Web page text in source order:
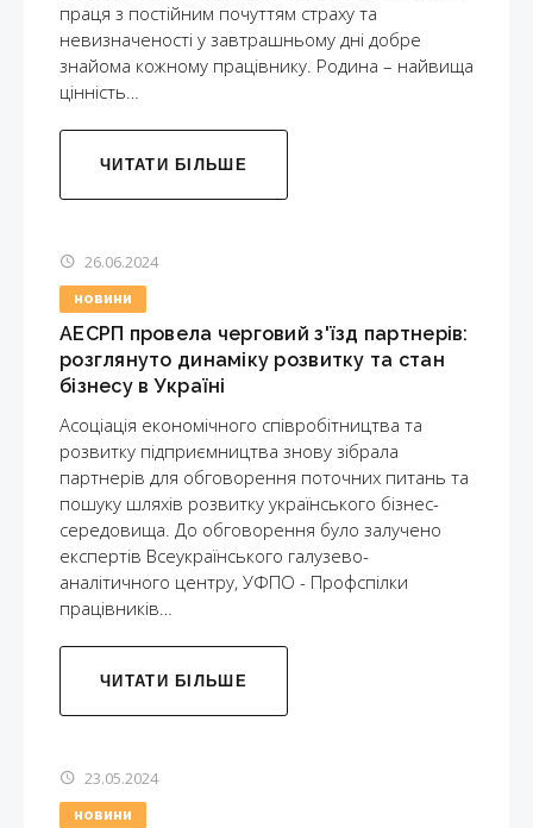
праця з постійним почуттям страху та
невизначеності у завтрашньому дні добре
знайома кожному працівнику. Родина – найвища
цінність…
ЧИТАТИ БІЛЬШЕ
26.06.2024
НОВИНИ
АЕСРП провела черговий з'їзд партнерів:
розглянуто динаміку розвитку та стан
бізнесу в Україні
Асоціація економічного співробітництва та
розвитку підприємництва знову зібрала
партнерів для обговорення поточних питань та
пошуку шляхів розвитку українського бізнес-
середовища. До обговорення було залучено
експертів Всеукраїнського галузево-
аналітичного центру, УФПО - Профспілки
працівників…
ЧИТАТИ БІЛЬШЕ
23.05.2024
НОВИНИ